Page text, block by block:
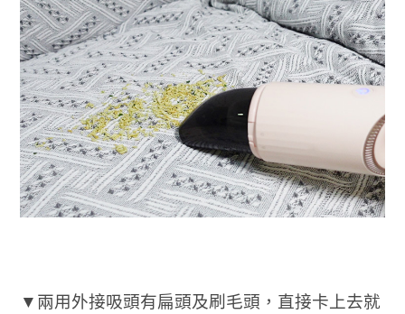
▼兩用外接吸頭有扁頭及刷毛頭，直接卡上去就